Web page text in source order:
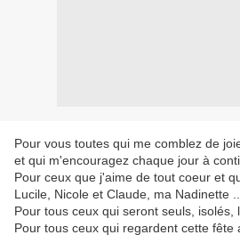
Pour vous toutes qui me comblez de
et qui m'encouragez chaque jour à
Pour ceux que j'aime de tout coeur et
Lucile, Nicole et Claude, ma Nadinette ....
Pour tous ceux qui seront seuls, isolés,
Pour tous ceux qui regardent cette fête